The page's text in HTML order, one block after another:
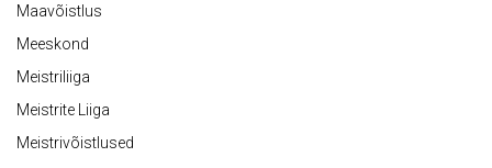
Maavõistlus
Meeskond
Meistriliiga
Meistrite Liiga
Meistrivõistlused